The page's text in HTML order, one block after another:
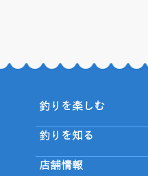
釣りを楽しむ
釣りを知る
店舗情報